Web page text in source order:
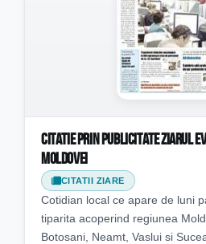
Citatie prin publicitate ziarul
Moldovei
CITATII ZIARE
Cotidian local ce apare de luni
tiparita acoperind regiunea
Botosani, Neamt, Vaslui si